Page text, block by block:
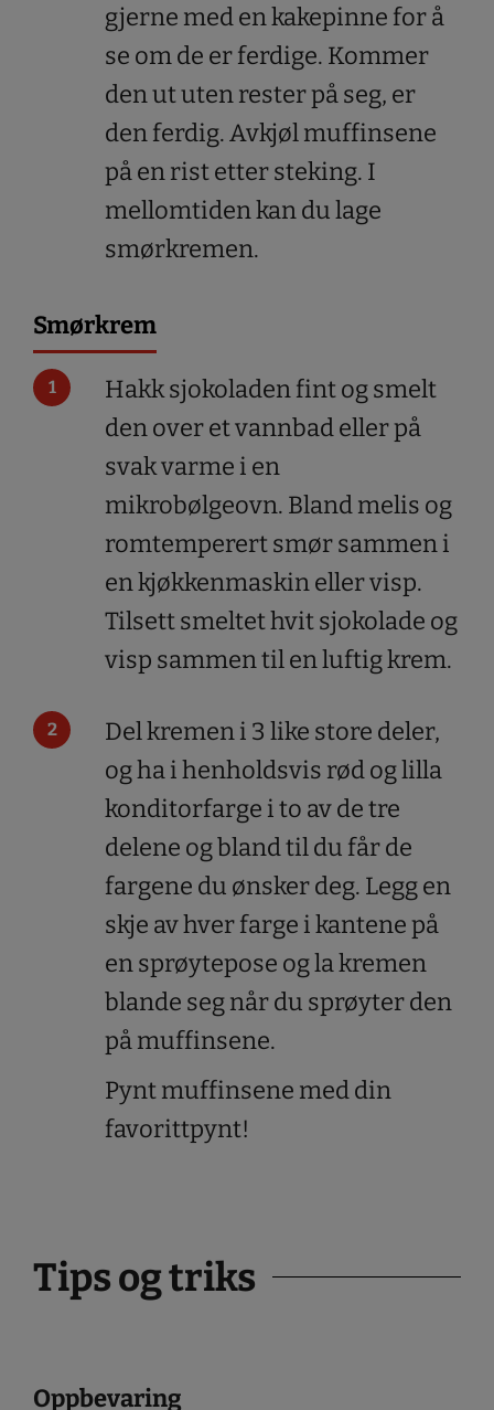
gjerne med en kakepinne for å
se om de er ferdige. Kommer
den ut uten rester på seg, er
den ferdig. Avkjøl muffinsene
på en rist etter steking. I
mellomtiden kan du lage
smørkremen.
Smørkrem
Hakk sjokoladen fint og smelt
den over et vannbad eller på
svak varme i en
mikrobølgeovn. Bland melis og
romtemperert smør sammen i
en kjøkkenmaskin eller visp.
Tilsett smeltet hvit sjokolade og
visp sammen til en luftig krem.
Del kremen i 3 like store deler,
og ha i henholdsvis rød og lilla
konditorfarge i to av de tre
delene og bland til du får de
fargene du ønsker deg. Legg en
skje av hver farge i kantene på
en sprøytepose og la kremen
blande seg når du sprøyter den
på muffinsene.
Pynt muffinsene med din
favorittpynt!
Tips og triks
Oppbevaring